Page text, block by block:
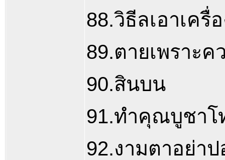
88.วิธีลเอาเครื่
89.ตายเพราะค
90.สินบน
91.ทำคุณบูชาโ
92.งามตาอย่าป